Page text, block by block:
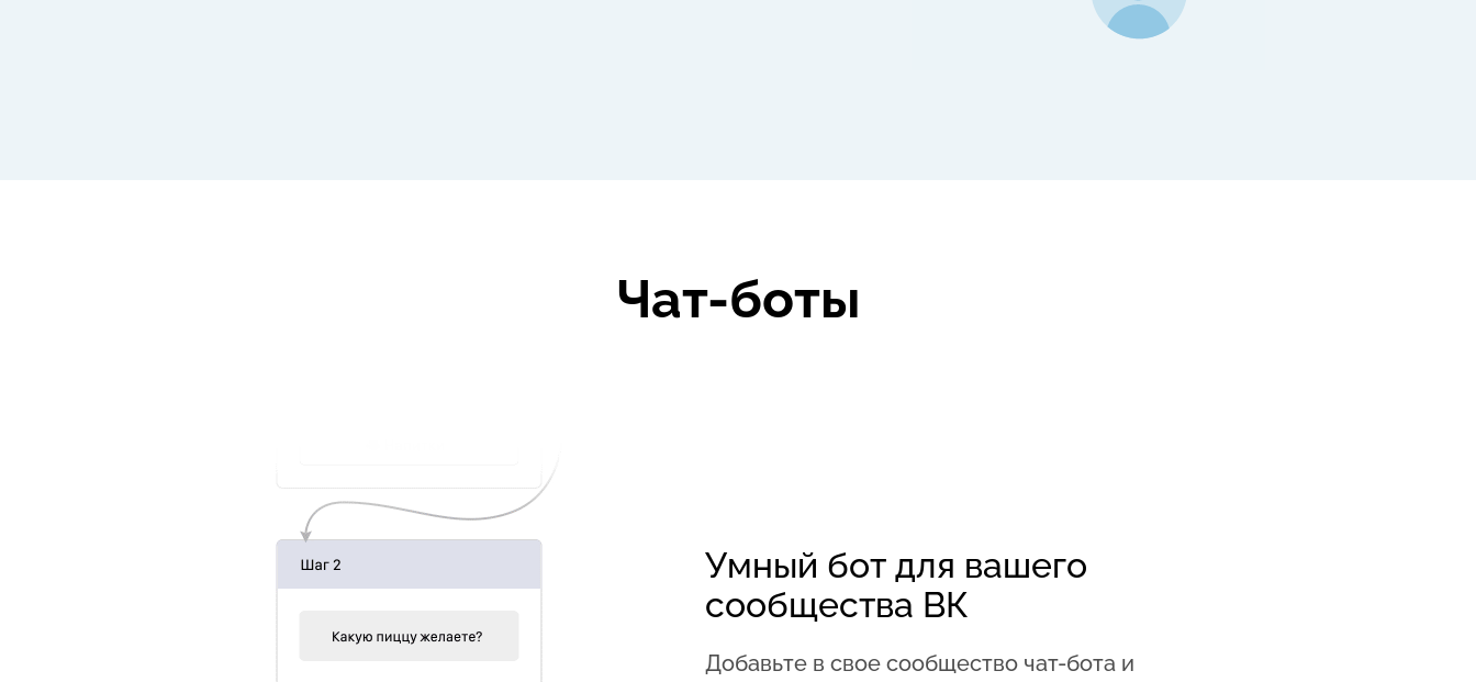
Чат-боты
Умный бот для вашего
сообщества ВК
Добавьте в свое сообщество чат-бота и